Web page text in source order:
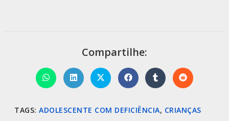
Compartilhe:
TAGS: ADOLESCENTE COM DEFICIÊNCIA, CRIANÇAS